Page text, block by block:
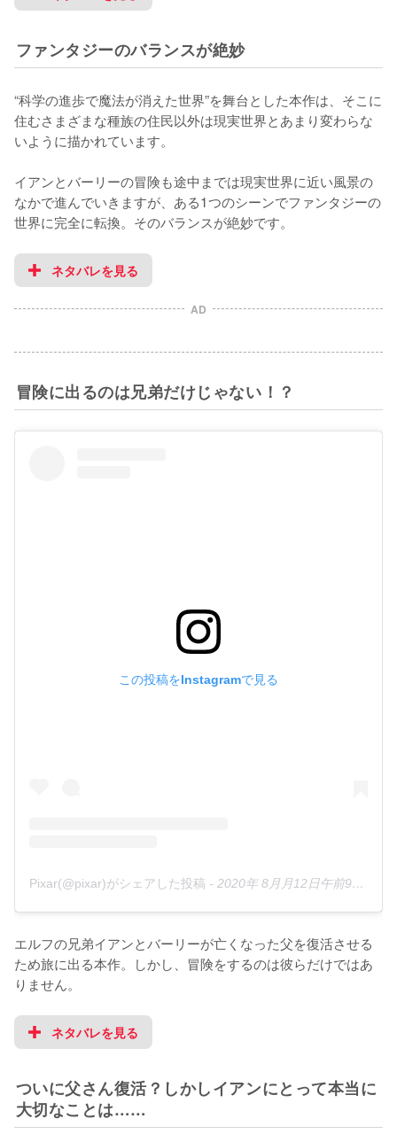
ファンタジーのバランスが絶妙
“科学の進歩で魔法が消えた世界”を舞台とした本作は、そこに
住むさまざまな種族の住民以外は現実世界とあまり変わらな
いように描かれています。
イアンとバーリーの冒険も途中までは現実世界に近い風景の
なかで進んでいきますが、ある1つのシーンでファンタジーの
世界に完全に転換。そのバランスが絶妙です。
ネタバレを見る
AD
冒険に出るのは兄弟だけじゃない！？
この投稿をInstagramで見る
Pixar(@pixar)がシェアした投稿 - 2020年 8月月12日午前9時30分PDT
エルフの兄弟イアンとバーリーが亡くなった父を復活させる
ため旅に出る本作。しかし、冒険をするのは彼らだけではあ
りません。
ネタバレを見る
ついに父さん復活？しかしイアンにとって本当に
大切なことは……